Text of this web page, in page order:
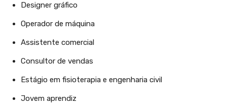
Designer gráfico
Operador de máquina
Assistente comercial
Consultor de vendas
Estágio em fisioterapia e engenharia civil
Jovem aprendiz